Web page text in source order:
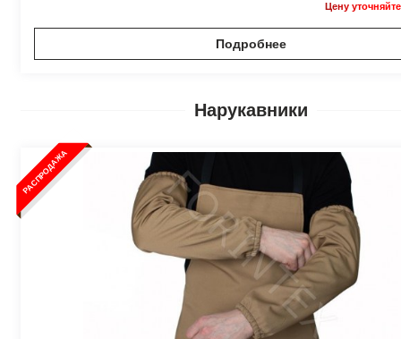
Цену
Подробнее
Нарукавники
РАСПРОДАЖА